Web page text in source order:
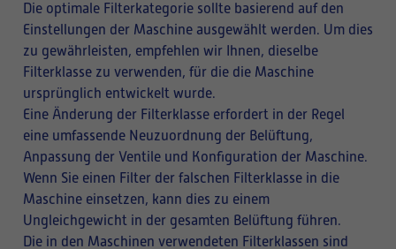
Die optimale Filterkategorie sollte basierend auf den
Einstellungen der Maschine ausgewählt werden. Um dies
zu gewährleisten, empfehlen wir Ihnen, dieselbe
Filterklasse zu verwenden, für die die Maschine
ursprünglich entwickelt wurde.
Eine Änderung der Filterklasse erfordert in der Regel
eine umfassende Neuzuordnung der Belüftung,
Anpassung der Ventile und Konfiguration der Maschine.
Wenn Sie einen Filter der falschen Filterklasse in die
Maschine einsetzen, kann dies zu einem
Ungleichgewicht in der gesamten Belüftung führen.
Die in den Maschinen verwendeten Filterklassen sind